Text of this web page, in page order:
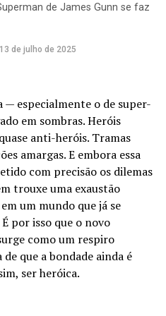
e dos sonhos que
de um influenciador
do irmão falecido e
em sua vida.
década nunca mais vai
que também faz parte
ainda mais a emoção
de Garcia Jr.
ao desenho original, a voz
ao personagem. Ela faz
filme perfeito. Ele tem
principalmente
escolhas podem
obra original. Mas,
o filme de funcionar.
experiência. E isso é algo
de James Gunn se faz
13 de julho de 2025
— especialmente o de super-
em sombras. Heróis
anti-heróis. Tramas
amargas. E embora essa
com precisão os dilemas
trouxe uma exaustão
um mundo que já se
por isso que o novo
como um respiro
que a bondade ainda é
ser heróica.